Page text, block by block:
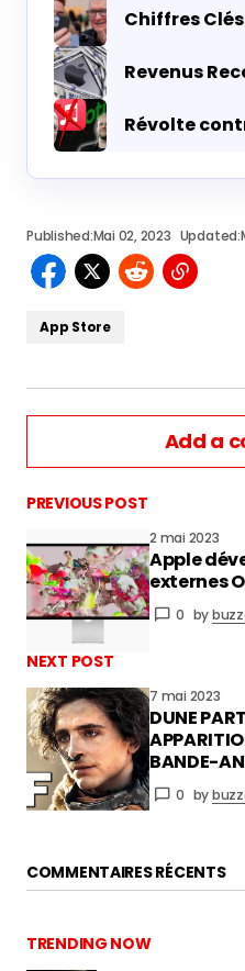
Chiffres
Revenus
Révolte
Published:Mai 02, 2023 Updated:
App Store
Add a
vous
PREVIOUS POST
2 mai 2023
Apple
externes
0 by
NEXT POST
7 mai 2023
DUNE
BANDE-
0 by
COMMENTAIRES RÉCENTS
TRENDING NOW